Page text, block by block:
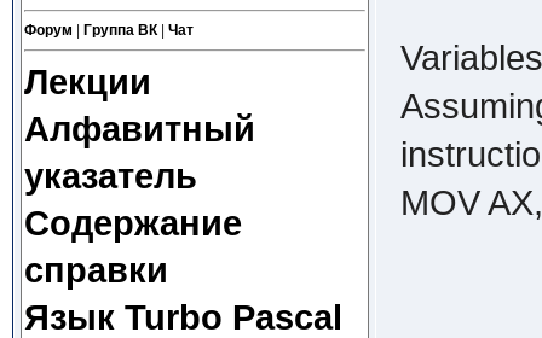
Форум Группа ВК| Чат
Лекции
Алфавитный
указатель
Содержание
справки
Язык Turbo Pascal
MOV